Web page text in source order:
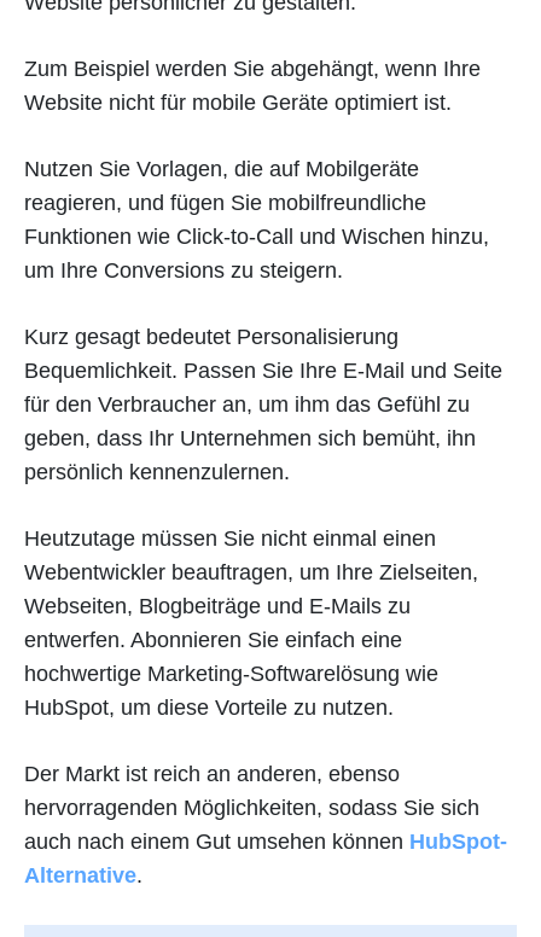
Zum Beispiel werden Sie abgehängt, wenn Ihre
Website nicht für mobile Geräte optimiert ist.
Nutzen Sie Vorlagen, die auf Mobilgeräte
reagieren, und fügen Sie mobilfreundliche
Funktionen wie Click-to-Call und Wischen hinzu,
um Ihre Conversions zu steigern.
Kurz gesagt bedeutet Personalisierung
Bequemlichkeit. Passen Sie Ihre E-Mail und Seite
für den Verbraucher an, um ihm das Gefühl zu
geben, dass Ihr Unternehmen sich bemüht, ihn
persönlich kennenzulernen.
Heutzutage müssen Sie nicht einmal einen
Webentwickler beauftragen, um Ihre Zielseiten,
Webseiten, Blogbeiträge und E-Mails zu
entwerfen. Abonnieren Sie einfach eine
hochwertige Marketing-Softwarelösung wie
HubSpot, um diese Vorteile zu nutzen.
Der Markt ist reich an anderen, ebenso
hervorragenden Möglichkeiten, sodass Sie sich
auch nach einem Gut umsehen können HubSpot-
Alternative.